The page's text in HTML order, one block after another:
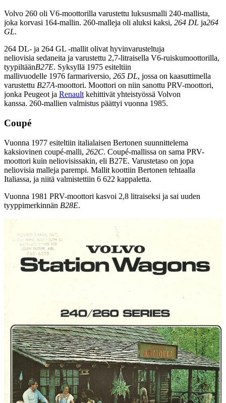
Volvo 260 oli V6-moottorilla varustettu luksusmalli 240-mallista,
joka korvasi 164-mallin. 260-malleja oli aluksi kaksi, 264 DL ja264
GL.
264 DL- ja 264 GL -mallit olivat hyvinvarusteltuja
neliovisia sedaneita ja varustettu 2,7-litraisella V6-ruiskumoottorilla,
tyypiltäänB27E. Syksyllä 1975 esiteltiin
mallivuodelle 1976 farmariversio, 265 DL, jossa on kaasuttimella
varustettu B27A-moottori. Moottori on niin sanottu PRV-moottori,
jonka Peugeot ja Renault kehittivät yhteistyössä Volvon
kanssa. 260-mallien valmistus päättyi vuonna 1985.
Coupé
Vuonna 1977 esiteltiin italialaisen Bertonen suunnittelema
kaksiovinen coupé-malli, 262C. Coupé-mallissa on sama PRV-
moottori kuin neliovisissakin, eli B27E. Varustetaso on jopa
neliovisia malleja parempi. Mallit koottiin Bertonen tehtaalla
Italiassa, ja niitä valmistettiin 6 622 kappaletta.
Vuonna 1981 PRV-moottori kasvoi 2,8 litraiseksi ja sai uuden
tyyppimerkinnän B28E.